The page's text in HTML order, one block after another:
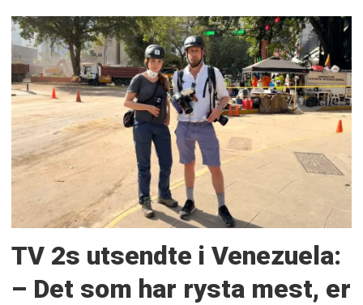
TV 2s utsendte i Venezuela:
– Det som har rysta mest, er